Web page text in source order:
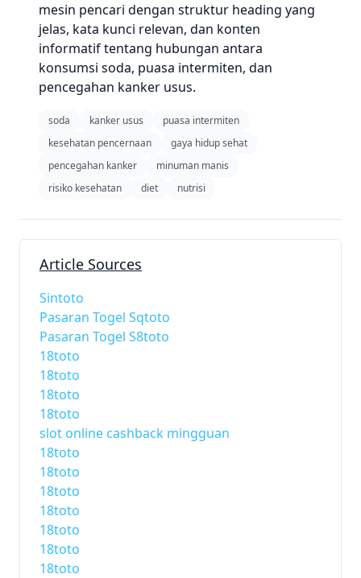
mesin pencari dengan struktur heading yang
jelas, kata kunci relevan, dan konten
informatif tentang hubungan antara
konsumsi soda, puasa intermiten, dan
pencegahan kanker usus.
soda kanker usus
puasa intermiten
kesehatan pencernaan
gaya hidup sehat
pencegahan kanker
minuman manis
risiko kesehatan
diet nutrisi
Article Sources
Sintoto
Pasaran Togel Sqtoto
Pasaran Togel S8toto
18toto
18toto
18toto
18toto
slot online cashback mingguan
18toto
18toto
18toto
18toto
18toto
18toto
18toto